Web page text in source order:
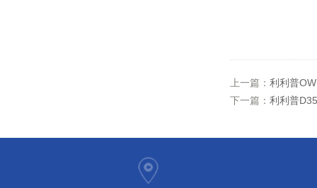
上一篇： 利利普
下一篇： 利利普